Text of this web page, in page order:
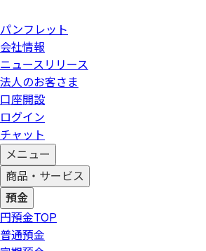
パンフレット
会社情報
ニュースリリース
法人のお客さま
口座開設
ログイン
チャット
メニュー
商品・サービス
預金
円預金TOP
普通預金